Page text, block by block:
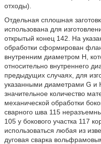
отходы).
Отдельная сплошная
использована для
открытый конец 142. На
обработки сформирован
внутренним диаметром Н,
относительно внутреннего
предыдущих случаях, для
указанными диаметрами G и
значительное количество
механической обработки
сварного шва 115
105 у бокового участка 117
использоваться любая из
дуговая сварка